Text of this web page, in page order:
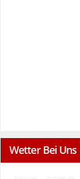
Wetter Bei Uns